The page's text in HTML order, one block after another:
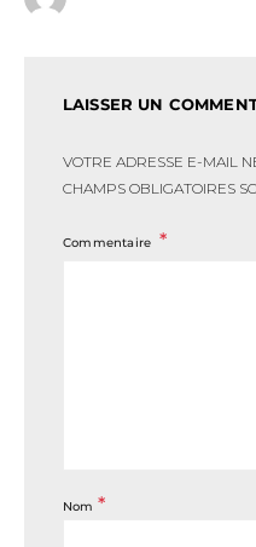
LAISSER UN
VOTRE ADRESSE E-MAIL
CHAMPS OBLIGATOIRES
Commentaire
Nom *